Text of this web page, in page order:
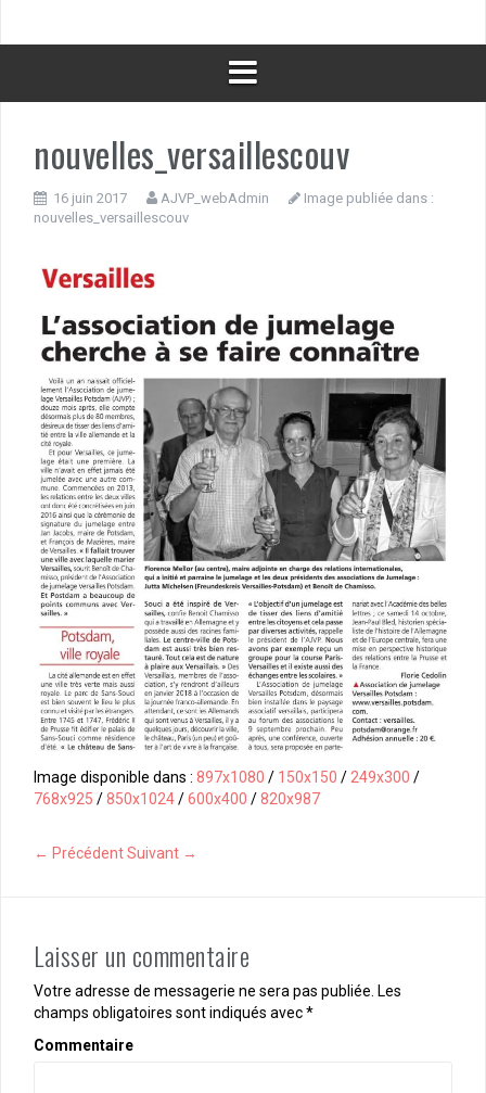
nouvelles_versaillescouv
16 juin 2017 AJVP_webAdmin
Image publiée dans :
nouvelles_versaillescouv
Image disponible dans : 897x1080 / 150x150 /249x300 /
768x925 /850x1024/600x400 /820x987
← PrécédentSuivant →
Laisser un commentaire
Votre adresse de messagerie ne sera pas publiée. Les
champs obligatoires sont indiqués avec*
Commentaire